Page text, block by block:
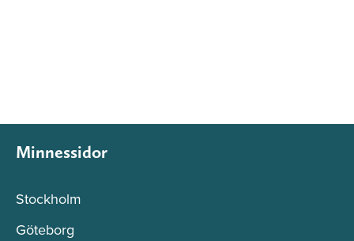
Minnessidor
Stockholm
Göteborg